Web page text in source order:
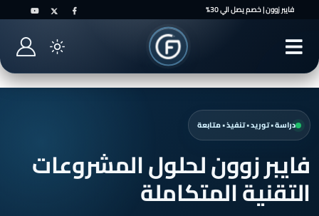
فايبر زوون | خصم يصل الي 30%
دراسة • توريد • تنفيذ • متابعة
فايبر زوون لحلول المشروعات
التقنية المتكاملة